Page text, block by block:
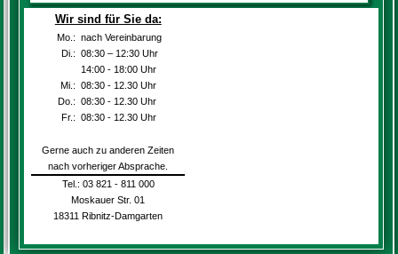
Wir sind für Sie da:
Mo.:
Di.:
Mi.:
Do.:
Fr.:
nach Vereinbarung
08:30 – 12:30 Uhr
14:00 - 18:00 Uhr
08:30 - 12.30 Uhr
08:30 - 12.30 Uhr
08:30 - 12.30 Uhr
Gerne auch zu anderen Zeiten
nach vorheriger Absprache.
Tel.: 03 821 - 811 000
Moskauer Str. 01
18311 Ribnitz-Damgarten